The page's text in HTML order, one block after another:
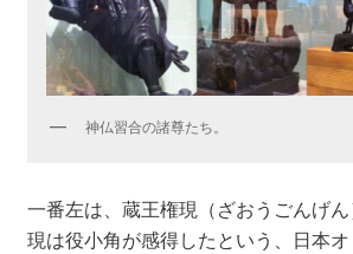
神仏習合の諸尊たち。
一番左は、蔵王権現（ざおうごんげ
現は役小角が感得したという、日本